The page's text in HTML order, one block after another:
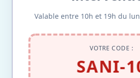
Valable entre 10h et 19h du
VOTRE CODE :
SANI-